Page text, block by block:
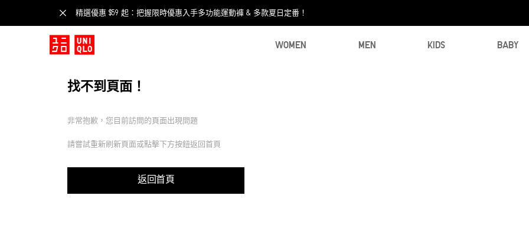
精選優惠 $59 起：把握限時優惠入手多功能運動褲 & 多款夏日定番！​
WOMEN MEN KIDS BABY
找不到頁面！
非常抱歉，您目前訪問的頁面出現問題
請嘗試重新刷新頁面或點擊下方按鈕返回首頁
返回首頁